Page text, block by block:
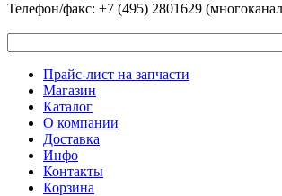
Телефон/факс: +7 (495) 2801629
Прайс-лист на запчасти
Магазин
Каталог
О компании
Доставка
Инфо
Контакты
Корзина